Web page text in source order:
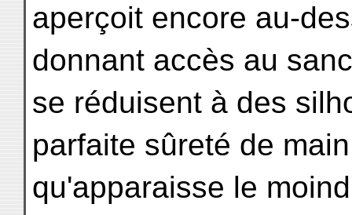
aperçoit encore au-
donnant accès au
se réduisent à des
parfaite sûreté de
qu'apparaisse le